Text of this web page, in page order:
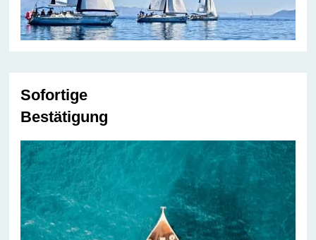
Sofortige
Bestätigung